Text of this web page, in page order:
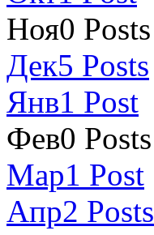
Ноя0 Posts
Дек5 Posts
Янв1 Post
Фев0 Posts
Мар1 Post
Апр2 Posts